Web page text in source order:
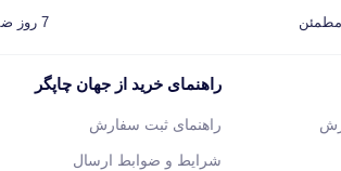
مطمئن 7 روز ضمانت بازگشت
راهنمای خرید از جهان چاپگر
راهنمای ثبت سفارش
شرایط و ضوابط ارسال